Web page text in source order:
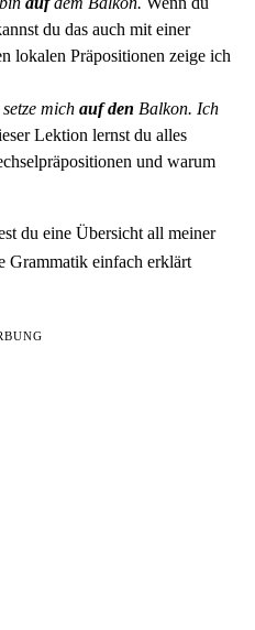
du das auch mit einer
lokalen Präpositionen zeige ich
mich auf den Balkon. Ich
Lektion lernst du alles
und warum
du eine Übersicht all meiner
Grammatik einfach erklärt